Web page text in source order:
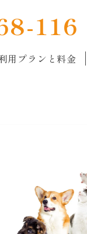
116
用プランと料金